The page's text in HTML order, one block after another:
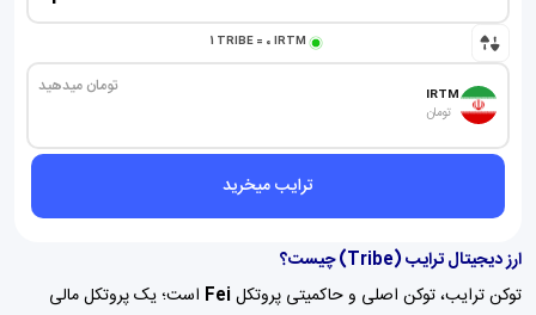
1 TRIBE = 0 IRTM
IRTM
تومان
تومان میدهید
ترایب میخرید
ارز دیجیتال ترایب (Tribe) چیست؟
توکن ترایب، توکن اصلی و حاکمیتی پروتکلFei است؛ یکپروتکل مالی